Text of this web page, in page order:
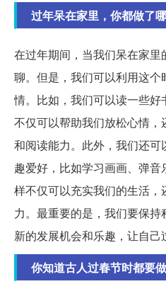
过年呆在家里，你都做了
在过年期间，当我们呆在家
聊。但是，我们可以利用这
情。比如，我们可以读一些
不仅可以帮助我们放松心情
和阅读能力。此外，我们还
趣爱好，比如学习画画、弹
样不仅可以充实我们的生活
力。最重要的是，我们要保
新的发展机会和乐趣，让自己
你知道古人过春节时都要